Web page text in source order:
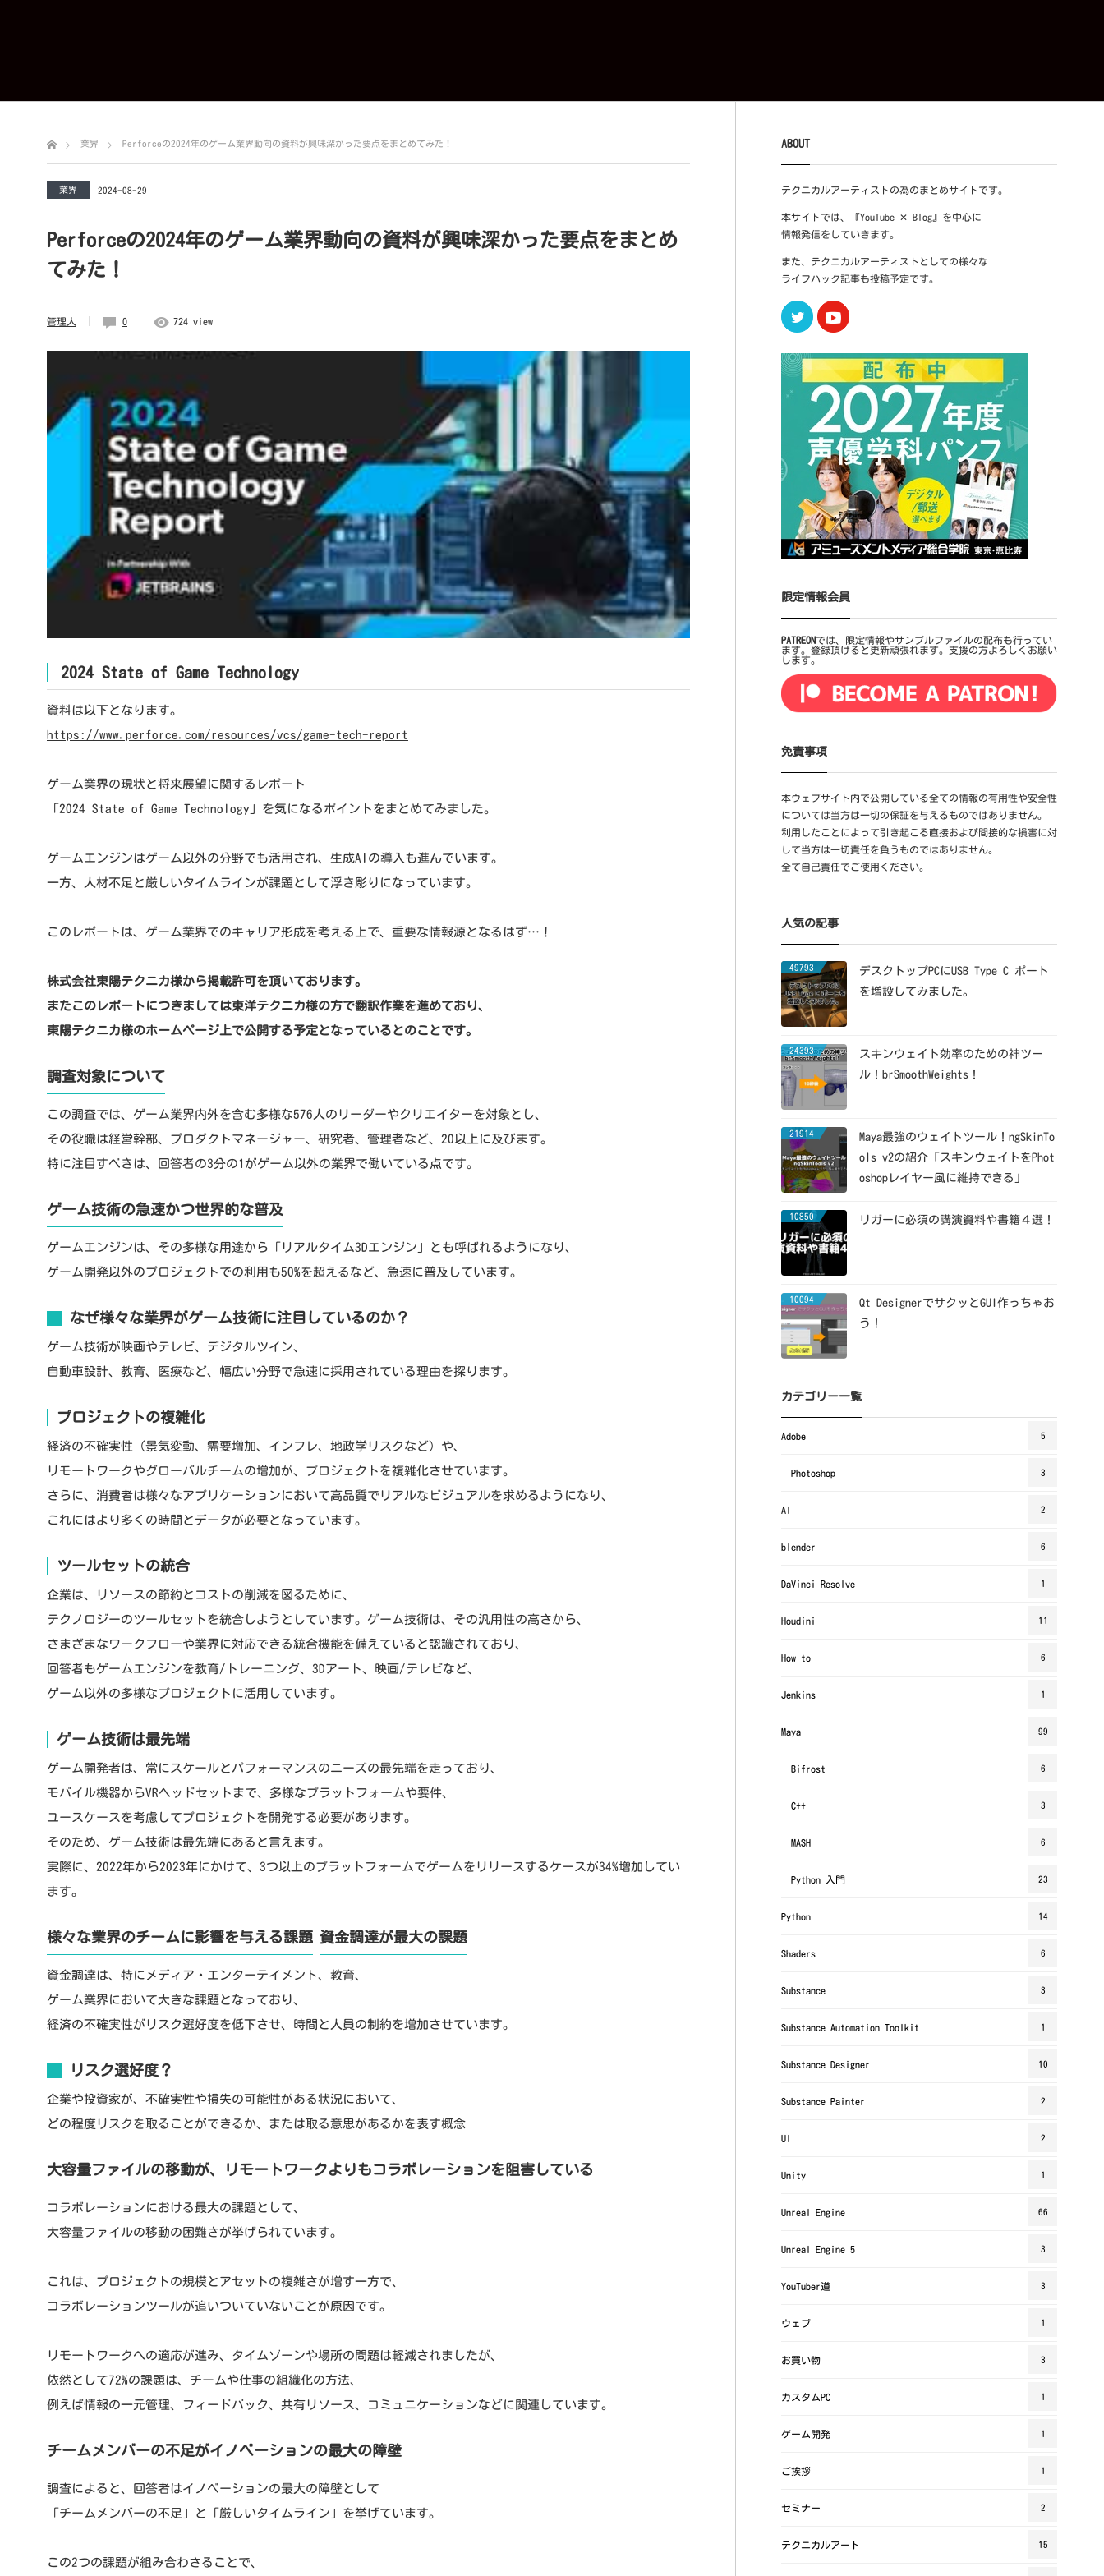
業界 Perforceの2024年のゲーム業界動向の資料が興味深かった要点をまとめてみた！
業界 2024-08-29
Perforceの2024年のゲーム業界動向の資料が興味深かった要点をまとめ
てみた！
管理人 0 724 view
2024 State of Game Technology
資料は以下となります。
https://www.perforce.com/resources/vcs/game-tech-report
ゲーム業界の現状と将来展望に関するレポート
「2024 State of Game Technology」を気になるポイントをまとめてみました。
ゲームエンジンはゲーム以外の分野でも活用され、生成AIの導入も進んでいます。
一方、人材不足と厳しいタイムラインが課題として浮き彫りになっています。
このレポートは、ゲーム業界でのキャリア形成を考える上で、重要な情報源となるはず…！
株式会社東陽テクニカ様から掲載許可を頂いております。
またこのレポートにつきましては東洋テクニカ様の方で翻訳作業を進めており、
東陽テクニカ様のホームページ上で公開する予定となっているとのことです。
調査対象について
この調査では、ゲーム業界内外を含む多様な576人のリーダーやクリエイターを対象とし、
その役職は経営幹部、プロダクトマネージャー、研究者、管理者など、20以上に及びます。
特に注目すべきは、回答者の3分の1がゲーム以外の業界で働いている点です。
ゲーム技術の急速かつ世界的な普及
ゲームエンジンは、その多様な用途から「リアルタイム3Dエンジン」とも呼ばれるようになり、
ゲーム開発以外のプロジェクトでの利用も50%を超えるなど、急速に普及しています。
なぜ様々な業界がゲーム技術に注目しているのか ？
ゲーム技術が映画やテレビ、デジタルツイン、
自動車設計、教育、医療など、幅広い分野で急速に採用されている理由を探ります。
プロジェクトの複雑化
経済の不確実性（景気変動、需要増加、インフレ、地政学リスクなど）や、
リモートワークやグローバルチームの増加が、プロジェクトを複雑化させています。
さらに、消費者は様々なアプリケーションにおいて高品質でリアルなビジュアルを求めるようになり、
これにはより多くの時間とデータが必要となっています。
ツールセットの統合
企業は、リソースの節約とコストの削減を図るために、
テクノロジーのツールセットを統合しようとしています。ゲーム技術は、その汎用性の高さから、
さまざまなワークフローや業界に対応できる統合機能を備えていると認識されており、
回答者もゲームエンジンを教育/トレーニング、3Dアート、映画/テレビなど、
ゲーム以外の多様なプロジェクトに活用しています。
ゲーム技術は最先端
ゲーム開発者は、常にスケールとパフォーマンスのニーズの最先端を走っており、
モバイル機器からVRヘッドセットまで、多様なプラットフォームや要件、
ユースケースを考慮してプロジェクトを開発する必要があります。
そのため、ゲーム技術は最先端にあると言えます。
実際に、2022年から2023年にかけて、3つ以上のプラットフォームでゲームをリリースするケースが34%増加してい
ます。
様々な業界のチームに影響を与える課題 資金調達が最大の課題
資金調達は、特にメディア・エンターテイメント、教育、
ゲーム業界において大きな課題となっており、
経済の不確実性がリスク選好度を低下させ、時間と人員の制約を増加させています。
リスク選好度？
企業や投資家が、不確実性や損失の可能性がある状況において、
どの程度リスクを取ることができるか、または取る意思があるかを表す概念
大容量ファイルの移動が、リモートワークよりもコラボレーションを阻害している
コラボレーションにおける最大の課題として、
大容量ファイルの移動の困難さが挙げられています。
これは、プロジェクトの規模とアセットの複雑さが増す一方で、
コラボレーションツールが追いついていないことが原因です。
リモートワークへの適応が進み、タイムゾーンや場所の問題は軽減されましたが、
依然として72%の課題は、チームや仕事の組織化の方法、
例えば情報の一元管理、フィードバック、共有リソース、コミュニケーションなどに関連しています。
チームメンバーの不足がイノベーションの最大の障壁
調査によると、回答者はイノベーションの最大の障壁として
「チームメンバーの不足」と「厳しいタイムライン」を挙げています。
この2つの課題が組み合わさることで、
ABOUT
テクニカルアーティストの為のまとめサイトです。
本サイトでは、『YouTube ✕ Blog』を中心に
情報発信をしていきます。
また、テクニカルアーティストとしての様々な
ライフハック記事も投稿予定です。
Twitter
限定情報会員
PATREONでは、限定情報やサンプルファイルの配布も行ってい
ます。登録頂けると更新頑張れます。支援の方よろしくお願い
します。
免責事項
本ウェブサイト内で公開している全ての情報の有用性や安全性
については当方は一切の保証を与えるものではありません。
利用したことによって引き起こる直接および間接的な損害に対
して当方は一切責任を負うものではありません。
全て自己責任でご使用ください。
人気の記事
49793
デスクトップPCにUSB Type C ポート
を増設してみました。
24393
スキンウェイト効率のための神ツー
ル！brSmoothWeights！
21914
Maya最強のウェイトツール！ngSkinTo
ols v2の紹介「スキンウェイトをPhot
oshopレイヤー風に維持できる」
10850 リガーに必須の講演資料や書籍４選！
10094
Qt DesignerでサクッとGUI作っちゃお
う！
カテゴリー一覧
Adobe 5
Photoshop 3
AI 2
blender 6
DaVinci Resolve 1
Houdini 11
How to 6
Jenkins 1
Maya 99
Bifrost 6
C++ 3
MASH 6
Python 入門 23
Python 14
Shaders 6
Substance 3
Substance Automation Toolkit 1
Substance Designer 10
Substance Painter 2
UI 2
Unity 1
Unreal Engine 66
Unreal Engine 5 3
YouTuber道 3
ウェブ 1
お買い物 3
カスタムPC 1
ゲーム開発 1
ご挨拶 1
セミナー 2
テクニカルアート 15